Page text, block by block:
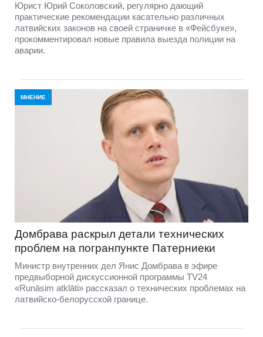
Юрист Юрий Соколовский, регулярно дающий
практические рекомендации касательно различных
латвийских законов на своей страничке в «Фейсбуке»,
прокомментировал новые правила выезда полиции на
аварии.
МНЕНИЕ
Домбравa раскрыл детали технических
проблем на погранпункте Патерниеки
Министр внутренних дел Янис Домбрава в эфире
предвыборной дискуссионной программы TV24
«Runāsim atklāti» рассказал о технических проблемах на
латвийско-белорусской границе.